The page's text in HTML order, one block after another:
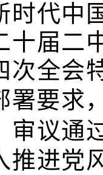
时代中
十届二
次全会
署要求
审议通
推进党